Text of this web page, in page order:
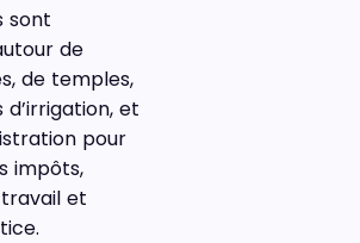
sont
de
de temples,
et
pour
impôts,
et